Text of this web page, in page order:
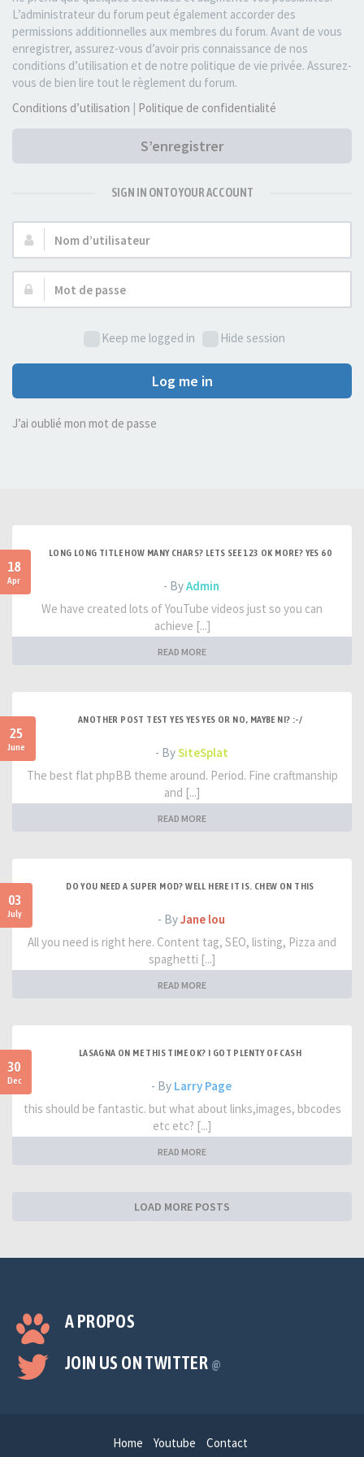
L’administrateur du forum peut également accorder des
permissions additionnelles aux membres du forum. Avant de vous
enregistrer, assurez-vous d’avoir pris connaissance de nos
conditions d’utilisation et de notre politique de vie privée. Assurez-
vous de bien lire tout le règlement du forum.
Conditions d’utilisation | Politique de confidentialité
S’enregistrer
SIGN IN ONTO YOUR ACCOUNT
Nom
d’utilisateur :
Mot
de
Keep me logged in
Hide session
Log me in
J’ai oublié mon mot de passe
18
Apr
LONG LONG TITLE HOW MANY CHARS? LETS SEE 123 OK MORE? YES 60
- ByAdmin
We have created lots of YouTube videos just so you can
achieve [...]
READ MORE
25
June
ANOTHER POST TEST YES YES YES OR NO, MAYBE NI? :-/
- BySiteSplat
The best flat phpBB theme around. Period. Fine craftmanship
and [...]
READ MORE
03
July
DO YOU NEED A SUPER MOD? WELL HERE IT IS. CHEW ON THIS
- ByJane lou
All you need is right here. Content tag, SEO, listing, Pizza and
spaghetti [...]
READ MORE
30
Dec
LASAGNA ON ME THIS TIME OK? I GOT PLENTY OF CASH
- By Larry Page
this should be fantastic. but what about links,images, bbcodes
etc etc? [...]
READ MORE
LOAD MORE POSTS
A PROPOS
JOIN US ON TWITTER @
Home Youtube Contact